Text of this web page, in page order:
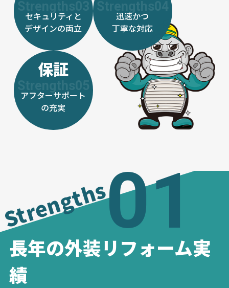
セキュリティと
デザインの両立
迅速かつ
丁寧な対応
保証
アフターサポート
の充実
Strengths01
長年の外装リフォーム実
績